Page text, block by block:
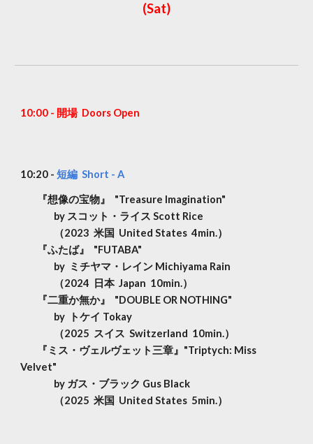
(Sat)
10:00 - 開場 Doors Open
10:20 -短編 Short - A
『想像の宝物』 "Treasure Imagination"
by スコット・ライス Scott Rice
（2023 米国 United States 4min.）
『ふたば』 "FUTABA"
by ミチヤマ・レイン Michiyama Rain
（2024 日本 Japan 10min.）
『二重か無か』 "DOUBLE OR NOTHING"
by トケイ Tokay
（2025 スイス Switzerland 10min.）
『ミス・ヴェルヴェット三章』"Triptych: Miss
Velvet"
by ガス・ブラック Gus Black
（2025 米国 United States 5min.）